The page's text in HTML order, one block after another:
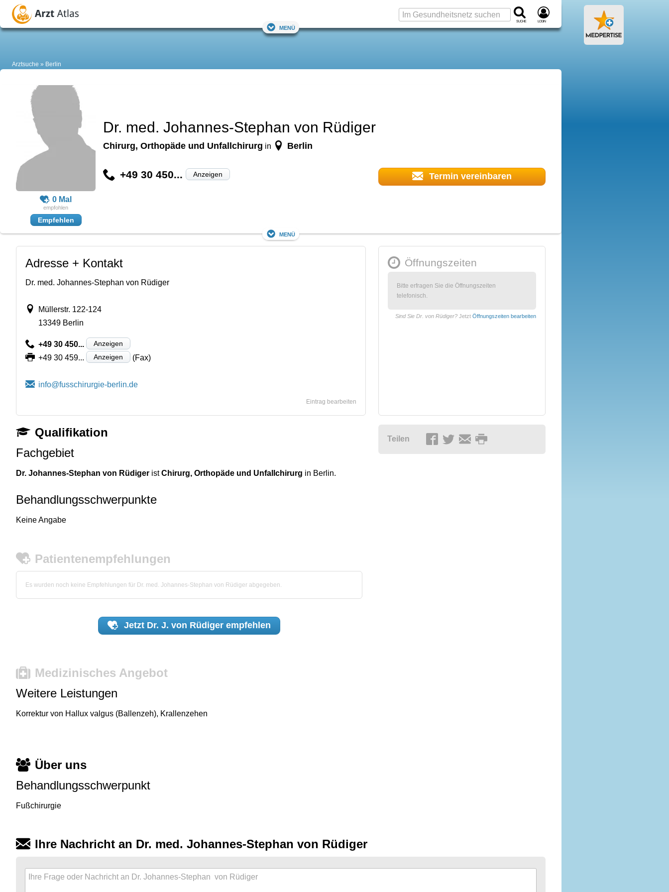
Suche Login
Menü
Arztsuche Berlin
0 Mal
Empfehlen
Dr. med. Johannes-Stephan von Rüdiger
Chirurg, Orthopäde und Unfallchirurg in Berlin
+49 30 450... Anzeigen Termin vereinbaren
Menü
Adresse + Kontakt
Dr. med. Johannes-Stephan von Rüdiger
Müllerstr. 122-124
13349 Berlin
+49 30 450... Anzeigen
+49 30 459... Anzeigen (Fax)
Eintrag bearbeiten
Öffnungszeiten
Bitte erfragen Sie die Öffnungszeiten
telefonisch.
Sind Sie Dr. von Rüdiger? Jetzt Öffnungszeiten bearbeiten
Qualifikation
Fachgebiet
Dr. Johannes-Stephan von Rüdiger istChirurg, Orthopäde und Unfallchirurg in Berlin.
Behandlungsschwerpunkte
Keine Angabe
Patientenempfehlungen
Es wurden noch keine Empfehlungen für Dr. med. Johannes-Stephan von Rüdiger abgegeben.
Jetzt Dr. J. von Rüdiger empfehlen
Medizinisches Angebot
Weitere Leistungen
Korrektur von Hallux valgus (Ballenzeh), Krallenzehen
Über uns
Behandlungsschwerpunkt
Fußchirurgie
Teilen
Ihre Nachricht an Dr. med. Johannes-Stephan von Rüdiger